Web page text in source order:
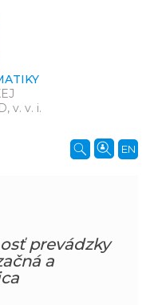
v. v. i.
EN
prevádzky
a